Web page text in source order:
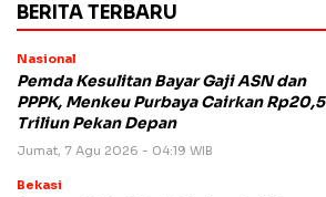
BERITA TERBARU
Nasional
Pemda Kesulitan Bayar Gaji ASN dan
PPPK, Menkeu Purbaya Cairkan Rp20,5
Triliun Pekan Depan
Jumat, 7 Agu 2026 - 04:19 WIB
Bekasi